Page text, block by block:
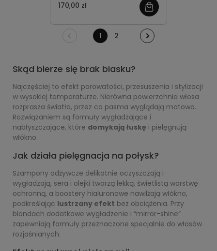
lśniącej, miękkiej tafli bez
170,00 zł
1 2
Skąd bierze się brak blasku?
Najczęściej to efekt porowatości, przesuszenia i stylizacji
w wysokiej temperaturze. Nierówna powierzchnia włosa
rozprasza światło, przez co pasma wyglądają matowo.
Rozwiązaniem są formuły wygładzające i
nabłyszczające, które domykają łuskę i pielęgnują
włókno.
Jak działa pielęgnacja na połysk?
Szampony odżywcze delikatnie oczyszczają i
wygładzają, sera i olejki tworzą lekką, świetlistą warstwę
ochronną, a boostery hialuronowe nawilżają włókno,
podkreślając lustrzany efekt bez obciążenia. Przy
blondach dodatkowe wygładzenie i “mirror-shine”
zapewniają formuły przeznaczone specjalnie do włosów
rozjaśnianych.